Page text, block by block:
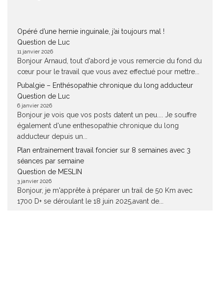
Opéré d’une hernie inguinale, j’ai toujours mal !
Question de Luc
11 janvier 2026
Bonjour Arnaud, tout d'abord je vous remercie du fond du
cœur pour le travail que vous avez effectué pour mettre...
Pubalgie – Enthésopathie chronique du long adducteur
Question de Luc
6 janvier 2026
Bonjour je vois que vos posts datent un peu.... Je souffre
également d'une enthesopathie chronique du long
adducteur depuis un...
Plan entrainement travail foncier sur 8 semaines avec 3
séances par semaine
Question de MESLIN
3 janvier 2026
Bonjour, je m'apprête à préparer un trail de 50 Km avec
1700 D+ se déroulant le 18 juin 2025,avant de...